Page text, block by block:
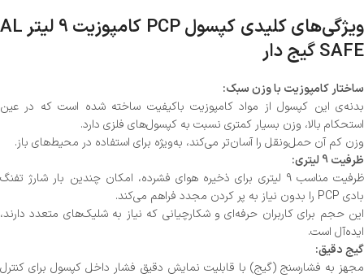
ویژگی‌های کلیدی کپسول PCP کامپوزیت 9 لیتر AL
SAFE گیج دار
ساختار کامپوزیت با وزن سبک:
بدنه‌ی این کپسول از مواد کامپوزیت باکیفیت ساخته شده است که در عین
استحکام بالا، وزن بسیار کمتری نسبت به کپسول‌های فلزی دارد.
وزن کم آن حمل‌ونقل را آسان‌تر می‌کند، به‌ویژه برای استفاده در محیط‌های باز.
ظرفیت 9 لیتری:
ظرفیت مناسب 9 لیتری برای ذخیره هوای فشرده، امکان چندین بار شارژ تفنگ
بادی PCP را بدون نیاز به پر کردن مجدد فراهم می‌کند.
این حجم برای کاربران حرفه‌ای و شکارچیانی که نیاز به شلیک‌های متعدد دارند،
ایده‌آل است.
گیج دقیق:
مجهز به فشارسنج (گیج) با قابلیت نمایش دقیق فشار داخل کپسول برای کنترل